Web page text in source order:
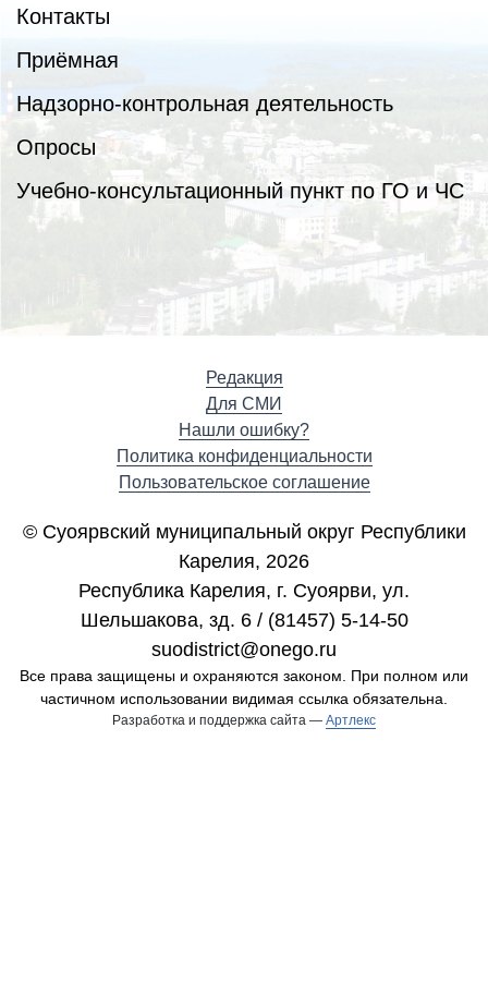
Контакты
Приёмная
Надзорно-контрольная деятельность
Опросы
Учебно-консультационный пункт по ГО и ЧС
Редакция
Для СМИ
Нашли ошибку?
Политика конфиденциальности
Пользовательское соглашение
© Суоярвский муниципальный округ Республики
Карелия, 2026
Республика Карелия, г. Cуоярви, ул.
Шельшакова, зд. 6 / (81457) 5-14-50
suodistrict@onego.ru
Все права защищены и охраняются законом. При полном или
частичном использовании видимая ссылка обязательна.
Разработка и поддержка сайта — Артлекс